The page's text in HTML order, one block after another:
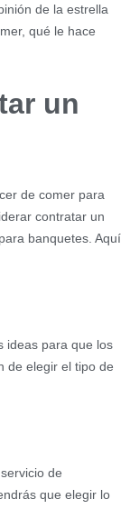
de la estrella
qué le hace
un
de comer para
contratar un
banquetes. Aquí
ideas para que los
de elegir el tipo de
de
que elegir lo